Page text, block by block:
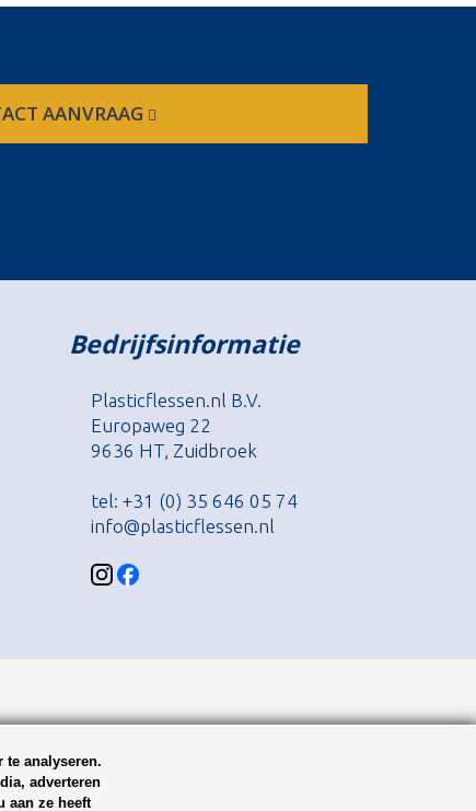
AANVRAAG
Bedrijfsinformatie
Plasticflessen.nl B.V.
Europaweg 22
9636 HT, Zuidbroek
tel: +31 (0) 35 646 05 74
info@plasticflessen.nl
te analyseren.
adverteren
aan ze heeft